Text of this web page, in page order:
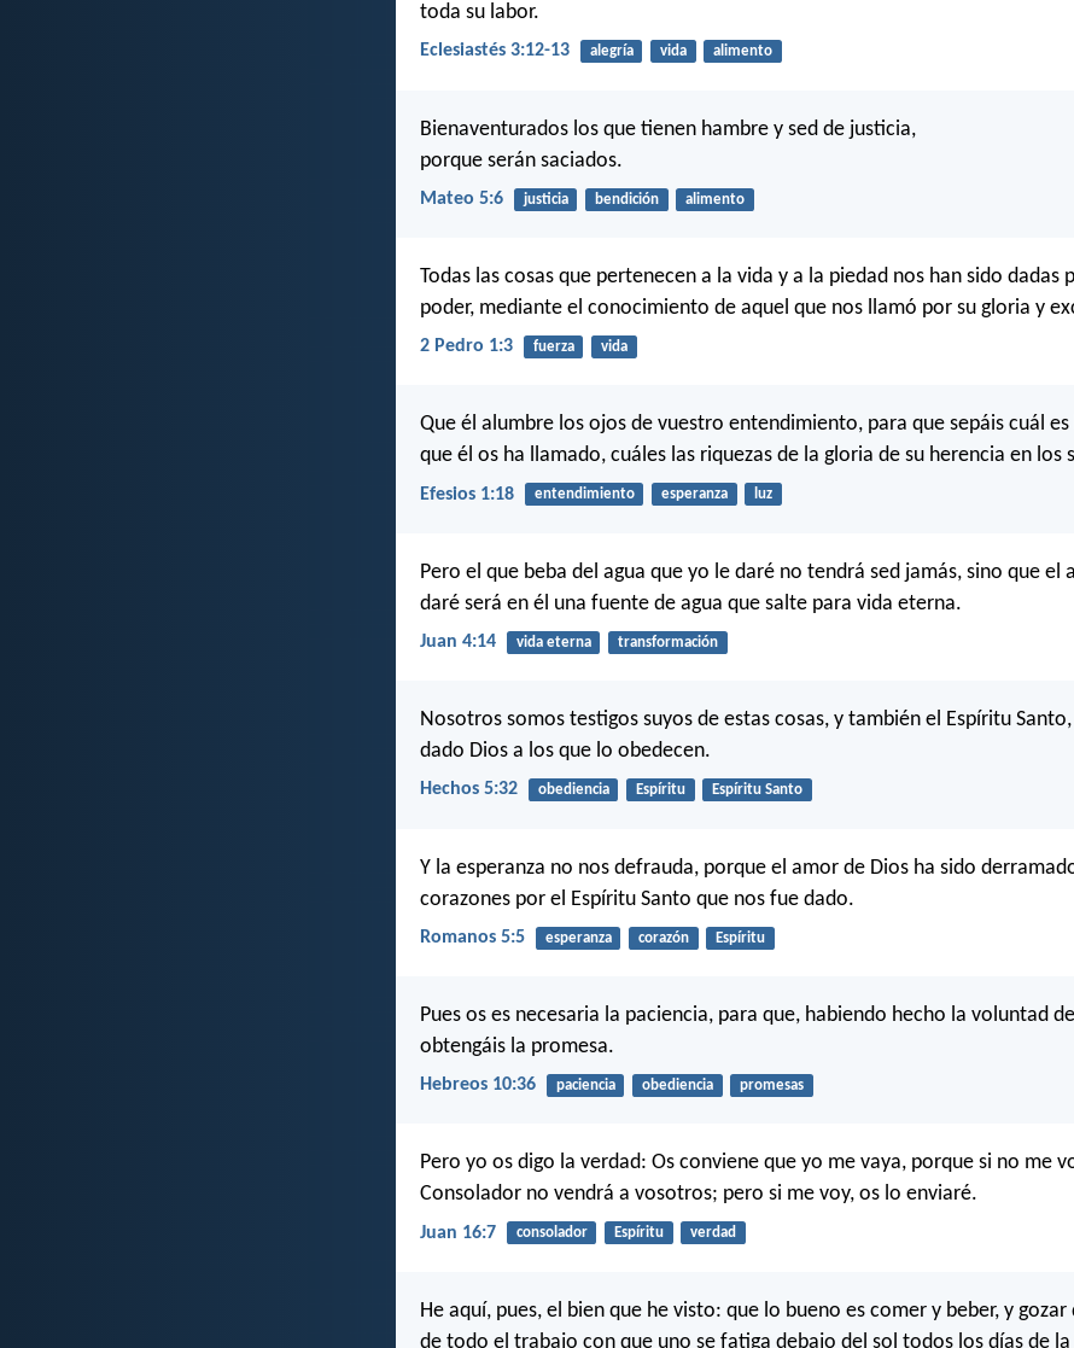
toda su labor.
Eclesiastés 3:12-13 alegría vida alimento
Bienaventurados los que tienen hambre y sed de justicia,
porque serán saciados.
Mateo 5:6 justicia bendición alimento
Todas las cosas que pertenecen a la vida y a la piedad nos han sido dadas
poder, mediante el conocimiento de aquel que nos llamó por su gloria y
2 Pedro 1:3 fuerza vida
Que él alumbre los ojos de vuestro entendimiento, para que sepáis cuál es
que él os ha llamado, cuáles las riquezas de la gloria de su herencia en los
Efesios 1:18 entendimiento esperanza luz
Pero el que beba del agua que yo le daré no tendrá sed jamás, sino que el
daré será en él una fuente de agua que salte para vida eterna.
Juan 4:14 vida eterna transformación
Nosotros somos testigos suyos de estas cosas, y también el Espíritu
dado Dios a los que lo obedecen.
Hechos 5:32 obediencia Espíritu Espíritu Santo
Y la esperanza no nos defrauda, porque el amor de Dios ha sido
corazones por el Espíritu Santo que nos fue dado.
Romanos 5:5 esperanza corazón Espíritu
Pues os es necesaria la paciencia, para que, habiendo hecho la voluntad
obtengáis la promesa.
Hebreos 10:36 paciencia obediencia promesas
Pero yo os digo la verdad: Os conviene que yo me vaya, porque si no me
Consolador no vendrá a vosotros; pero si me voy, os lo enviaré.
Juan 16:7 consolador Espíritu verdad
He aquí, pues, el bien que he visto: que lo bueno es comer y beber, y
de todo el trabajo con que uno se fatiga debajo del sol todos los días de la